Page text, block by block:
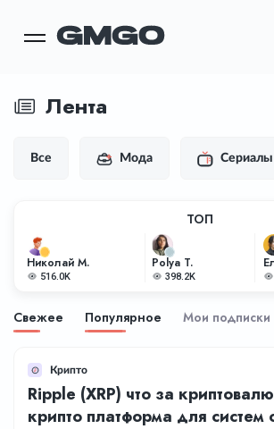
Лента
Все Мода Сериалы
ТОП
Николай М.
516.0K
Polya T.
398.2K
Свежее Популярное Мои подписки
Крипто
Ripple (XRP) что за
крипто платформа для систем